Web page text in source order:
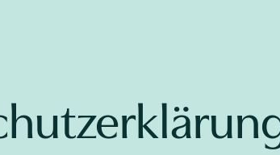
Kajakfahren
Autofähren